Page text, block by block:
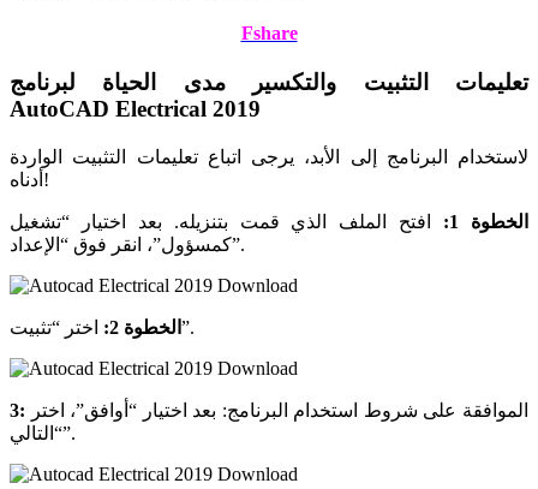
Fshare
تعليمات التثبيت والتكسير مدى الحياة لبرنامج
AutoCAD Electrical 2019
لاستخدام البرنامج إلى الأبد، يرجى اتباع تعليمات التثبيت الواردة
أدناه!
الخطوة 1:
افتح الملف الذي قمت بتنزيله. بعد اختيار “تشغيل
كمسؤول”، انقر فوق “الإعداد”.
الخطوة 2: اختر “تثبيت”.
3:
“التالي”.